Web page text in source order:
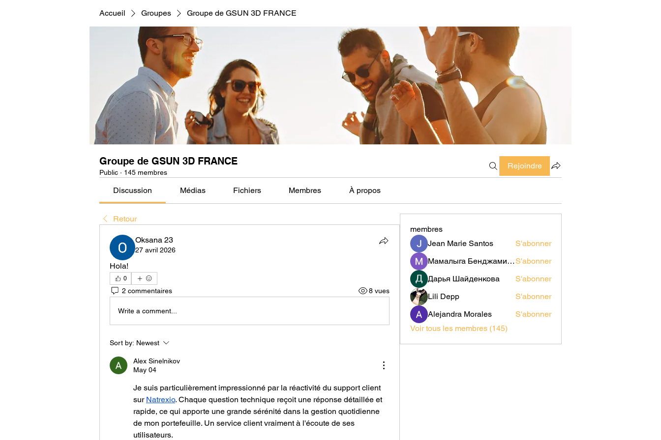
Accueil Groupes Groupe de GSUN 3D FRANCE
Groupe de GSUN 3D FRANCE
Public · 145 membres
Rejoindre
Discussion Médias Fichiers Membres À propos
Retour
Oksana 23
27 avril 2026
Hola!
0
2 commentaires 8 vues
Write a comment...
Sort by: Newest
Alex Sinelnikov
May 04
Je suis particulièrement impressionné par la réactivité du support client
sur Natrexio. Chaque question technique reçoit une réponse détaillée et
rapide, ce qui apporte une grande sérénité dans la gestion quotidienne
de mon portefeuille. Un service client vraiment à l'écoute de ses
utilisateurs.
membres
Jean Marie Santos
S'abonner
Мамалыга БенджаминовичS'abonner
Дарья Шайденкова
S'abonner
Lili Depp
S'abonner
Alejandra Morales
S'abonner
Voir tous les membres (145)